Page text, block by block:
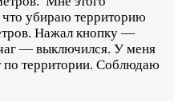
что убираю территорию
Нажал кнопку —
— выключился. У меня
по территории. Соблюдаю